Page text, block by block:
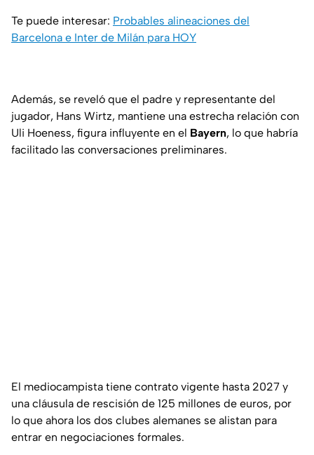
Te puede interesar: Probables alineaciones del
Barcelona e Inter de Milán para HOY
Además, se reveló que el padre y representante del
jugador, Hans Wirtz, mantiene una estrecha relación con
Uli Hoeness, figura influyente en el Bayern, lo que habría
facilitado las conversaciones preliminares.
El mediocampista tiene contrato vigente hasta 2027 y
una cláusula de rescisión de 125 millones de euros, por
lo que ahora los dos clubes alemanes se alistan para
entrar en negociaciones formales.